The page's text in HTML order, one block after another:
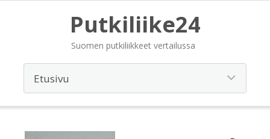
Putkiliike24
Suomen putkiliikkeet vertailussa